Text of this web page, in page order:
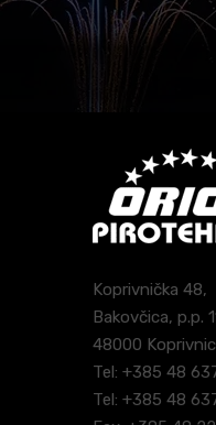
Koprivnička 48,
Bakovčica, p.p.
48000
Tel: +385 48
Tel: +385 48